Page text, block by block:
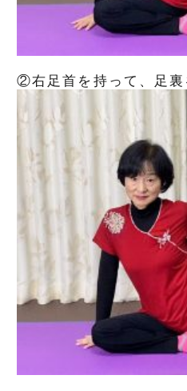
②右足首を持って、足裏